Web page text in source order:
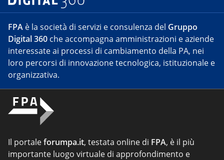
FPA è la società di servizi e consulenza del Gruppo
Digital 360 che accompagna amministrazioni e aziende
interessate ai processi di cambiamento della PA, nei
loro percorsi di innovazione tecnologica, istituzionale e
organizzativa.
Il portaleforumpa.it, testata online di FPA, è il più
importante luogo virtuale di approfondimento e